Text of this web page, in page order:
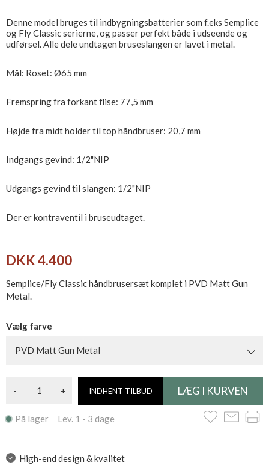
Denne model bruges til indbygningsbatterier som f.eks Semplice
og Fly Classic serierne, og passer perfekt både i udseende og
udførsel. Alle dele undtagen bruseslangen er lavet i metal.
Mål: Roset: Ø65 mm
Fremspring fra forkant flise: 77,5 mm
Højde fra midt holder til top håndbruser: 20,7 mm
Indgangs gevind: 1/2"NIP
Udgangs gevind til slangen: 1/2"NIP
Der er kontraventil i bruseudtaget.
DKK 4.400
Semplice/Fly Classic håndbrusersæt komplet i PVD Matt Gun
Metal.
Vælg farve
PVD Matt Gun Metal
- + INDHENT TILBUD
På lager Lev. 1 - 3 dage
High-end design & kvalitet